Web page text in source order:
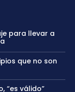
para llevar a
que no son
“es válido”